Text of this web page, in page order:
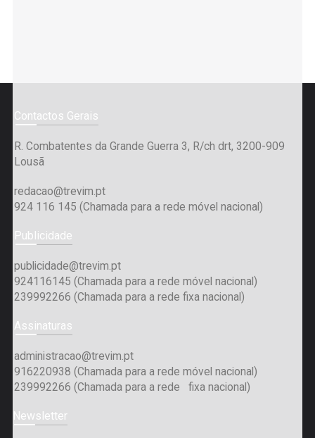
Contactos Gerais
R. Combatentes da Grande Guerra 3, R/ch drt, 3200-909
Lousã
redacao@trevim.pt
924 116 145 (Chamada para a rede móvel nacional)
Publicidade
publicidade@trevim.pt
924116145 (Chamada para a rede móvel nacional)
239992266 (Chamada para a rede fixa nacional)
Assinaturas
administracao@trevim.pt
916220938 (Chamada para a rede móvel nacional)
239992266 (Chamada para a rede fixa nacional)
Newsletter